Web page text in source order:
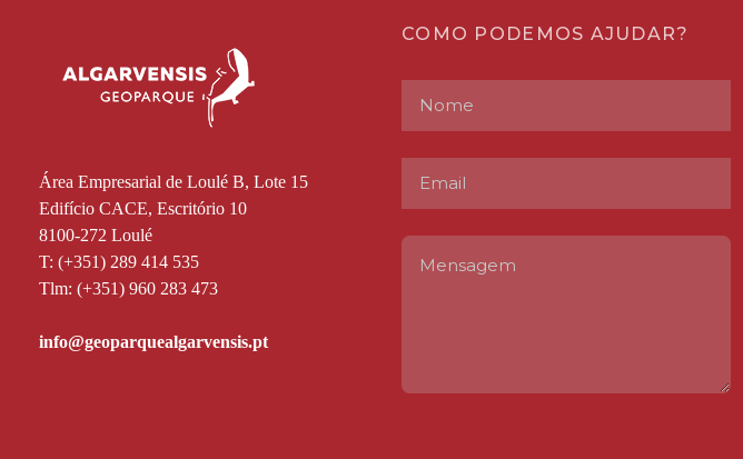
Área Empresarial de Loulé B, Lote 15
Edifício CACE, Escritório 10
8100-272 Loulé
T: (+351) 289 414 535
Tlm: (+351) 960 283 473
COMO PODEMOS AJUDAR?